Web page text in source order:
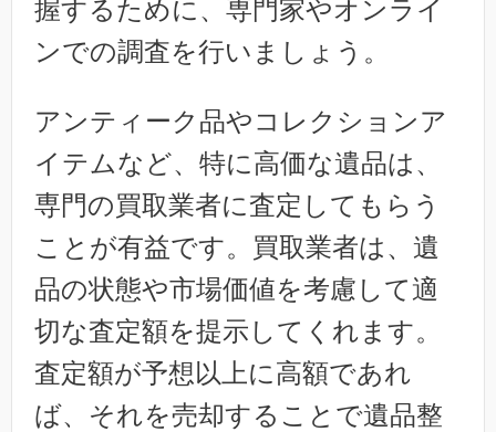
握するために、専門家やオンライ
ンでの調査を行いましょう。
アンティーク品やコレクションア
イテムなど、特に高価な遺品は、
専門の買取業者に査定してもらう
ことが有益です。買取業者は、遺
品の状態や市場価値を考慮して適
切な査定額を提示してくれます。
査定額が予想以上に高額であれ
ば、それを売却することで遺品整